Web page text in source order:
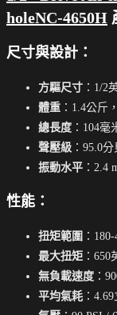
holeNC-4650H
尺寸與設計 ：
方驅尺寸 ：1/2
體重 ：1.4公斤
總長度 ：104
聲壓級 ：95.0
振動水平 ：2.4
性能 ：
扭矩範圍 ：
最大扭矩 ：
無負載速度 ：
平均氣耗 ：